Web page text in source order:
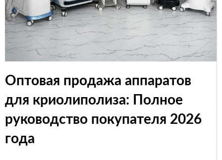
Оптовая продажа аппаратов
для криолиполиза: Полное
руководство покупателя 2026
года